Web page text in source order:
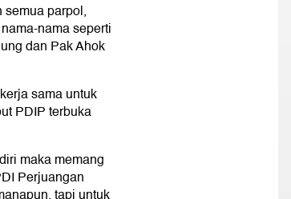
parpol,
nama seperti
dan Pak Ahok
sama untuk
PDIP terbuka
maka memang
Perjuangan